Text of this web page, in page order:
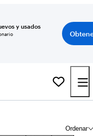
y usados
Ordenar